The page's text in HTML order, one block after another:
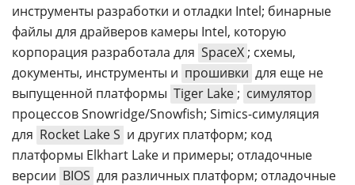
инструменты разработки и отладки Intel; бинарные
файлы для драйверов камеры Intel, которую
корпорация разработала для SpaceX ; схемы,
документы, инструменты и прошивки для еще не
выпущенной платформы Tiger Lake ; симулятор
процессов Snowridge/Snowfish; Simics-симуляция
для Rocket Lake S и других платформ; код
платформы Elkhart Lake и примеры; отладочные
версии BIOS для различных платформ; отладочные